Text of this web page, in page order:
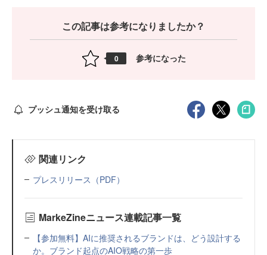
この記事は参考になりましたか？
0 参考になった
プッシュ通知を受け取る
関連リンク
プレスリリース（PDF）
MarkeZineニュース連載記事一覧
【参加無料】AIに推奨されるブランドは、どう設計する
か。ブランド起点のAIO戦略の第一歩